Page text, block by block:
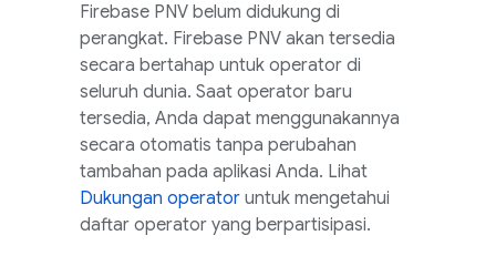
Firebase PNV belum didukung di
perangkat. Firebase PNV akan tersedia
secara bertahap untuk operator di
seluruh dunia. Saat operator baru
tersedia, Anda dapat menggunakannya
secara otomatis tanpa perubahan
tambahan pada aplikasi Anda. Lihat
Dukungan operator untuk mengetahui
daftar operator yang berpartisipasi.